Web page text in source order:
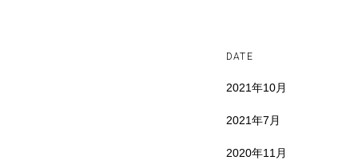
DATE
2021年10月
2021年7月
2020年11月